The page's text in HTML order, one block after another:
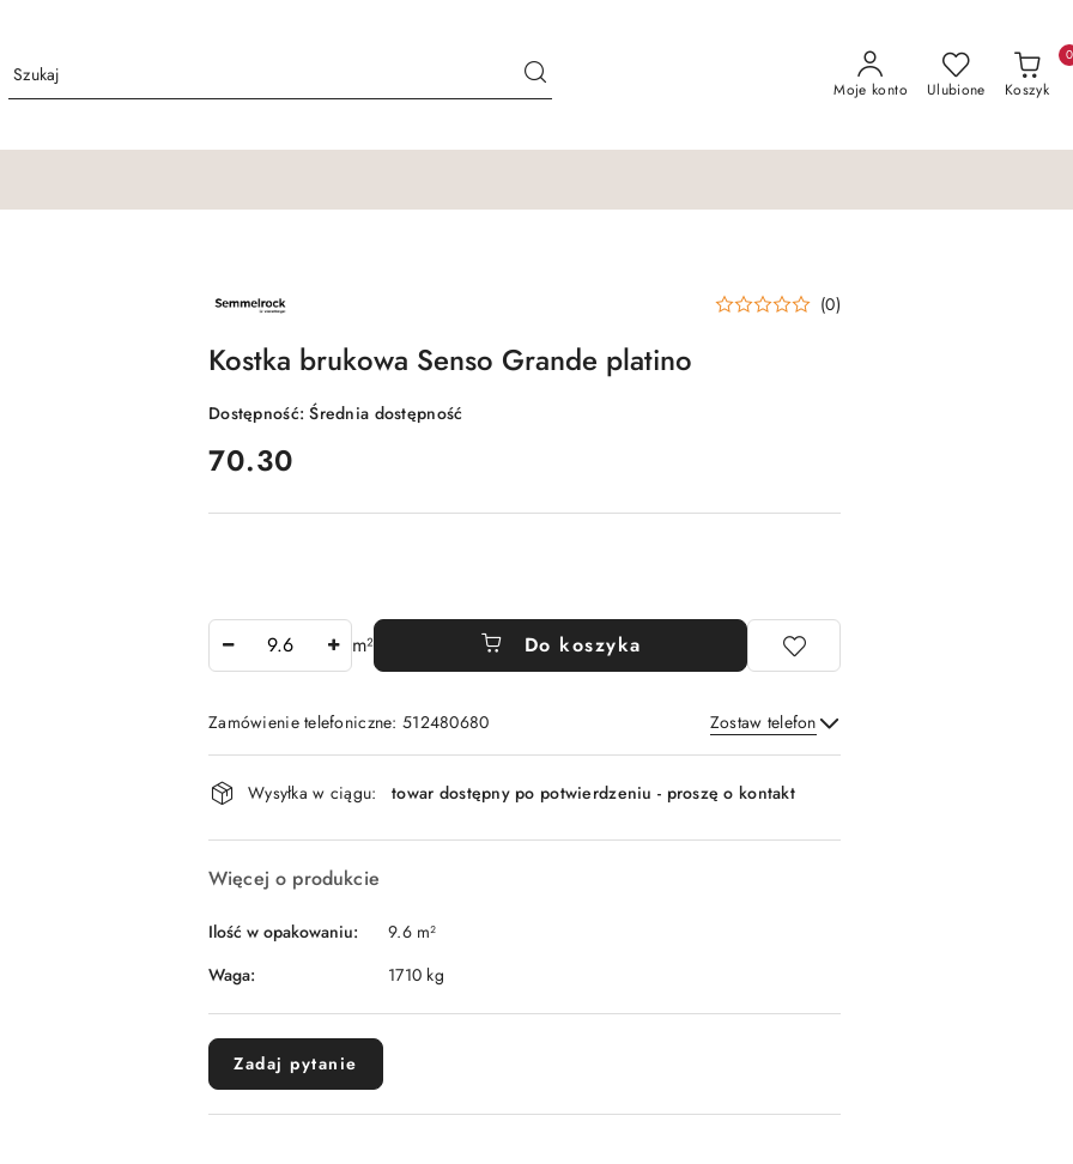
Moje konto Ulubione Koszyk
0
NAZWA
PRODUCENTA: (0)
Kostka brukowa Senso Grande platino
Dostępność:Średnia dostępność
cena:
70.30
m² Do koszyka
Zamówienie telefoniczne: 512480680 Zostaw telefon
Wyślij
Dostępność
i
dostawa
Wysyłka w ciągu: towar dostępny po potwierdzeniu - proszę o kontakt
Więcej o produkcie
Ilość w opakowaniu:
9.6 m²
Waga:
1710 kg
Zadaj pytanie